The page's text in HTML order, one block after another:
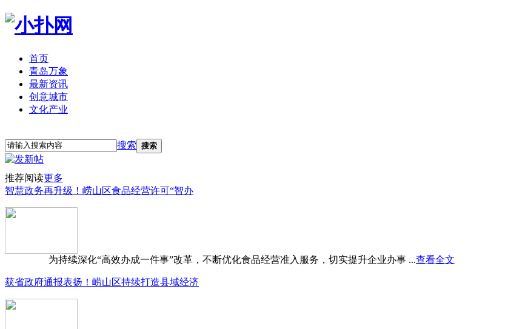
首页
青岛万象
最新资讯
创意城市
文化产业
搜索 搜索
推荐阅读更多
智慧政务再升级！崂山区食品经营许可“智办
为持续深化“高效办成一件事”改革，不断优化食品经营准入服务，切实提升企业办事 ...查看全文
获省政府通报表扬！崂山区持续打造县域经济